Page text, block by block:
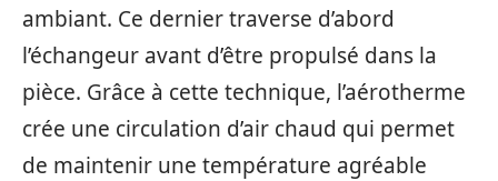
ambiant. Ce dernier traverse d’abord
l’échangeur avant d’être propulsé dans la
pièce. Grâce à cette technique, l’aérotherme
crée une circulation d’air chaud qui permet
de maintenir une température agréable